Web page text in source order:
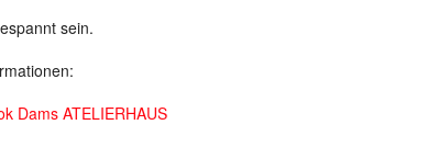
sein.
Dams ATELIERHAUS